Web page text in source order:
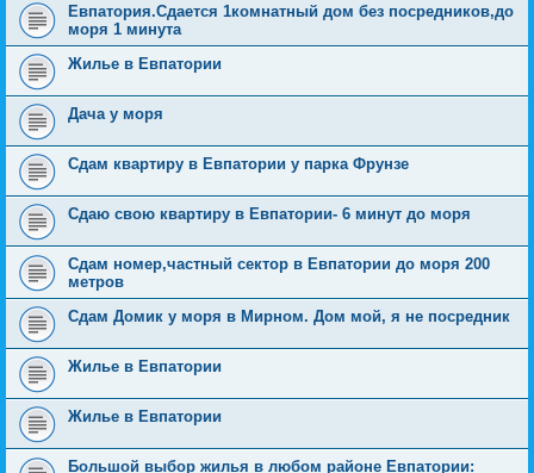
Евпатория.Сдается 1комнатный дом без посредников,до
моря 1 минута
Жилье в Евпатории
Дача у моря
Сдам квартиру в Евпатории у парка Фрунзе
Сдаю свою квартиру в Евпатории- 6 минут до моря
Сдам номер,частный сектор в Евпатории до моря 200
метров
Сдам Домик у моря в Мирном. Дом мой, я не посредник
Жилье в Евпатории
Жилье в Евпатории
Большой выбор жилья в любом районе Евпатории: